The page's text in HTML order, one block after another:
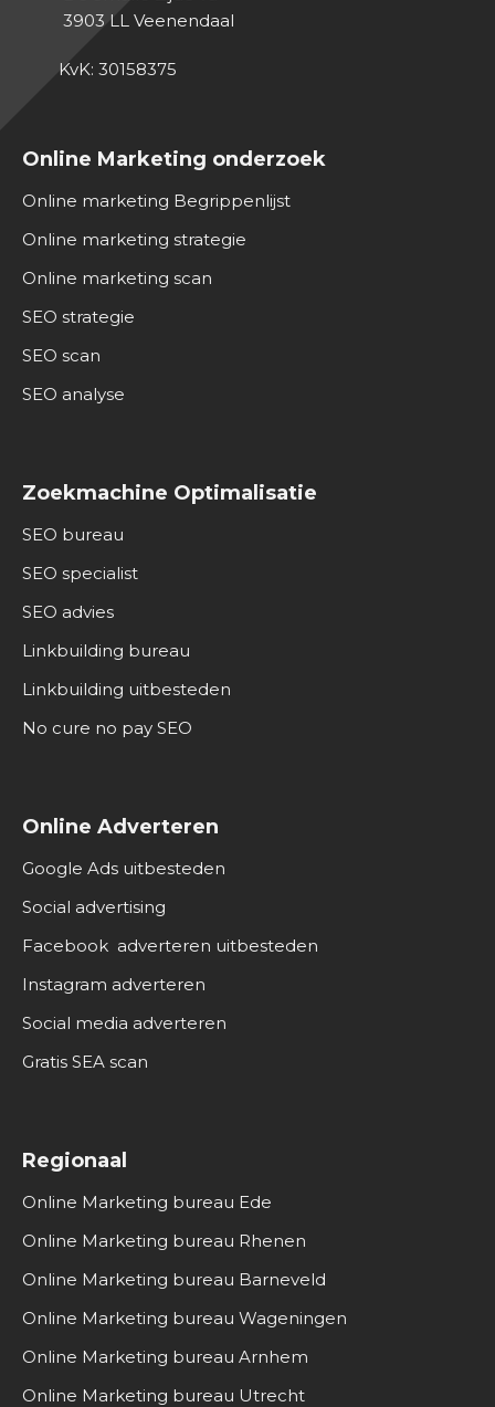
Online Marketing onderzoek
Online marketing Begrippenlijst
Online marketing strategie
Online marketing scan
SEO strategie
SEO scan
SEO analyse
Zoekmachine Optimalisatie
SEO bureau
SEO specialist
SEO advies
Linkbuilding bureau
Linkbuilding uitbesteden
No cure no pay SEO
Online Adverteren
Google Ads uitbesteden
Social advertising
Facebook adverteren uitbesteden
Instagram adverteren
Social media adverteren
Gratis SEA scan
3903 LL Veenendaal
KvK: 30158375
Regionaal
Online Marketing bureau Ede
Online Marketing bureau Rhenen
Online Marketing bureau Barneveld
Online Marketing bureau Wageningen
Online Marketing bureau Arnhem
Online Marketing bureau Utrecht